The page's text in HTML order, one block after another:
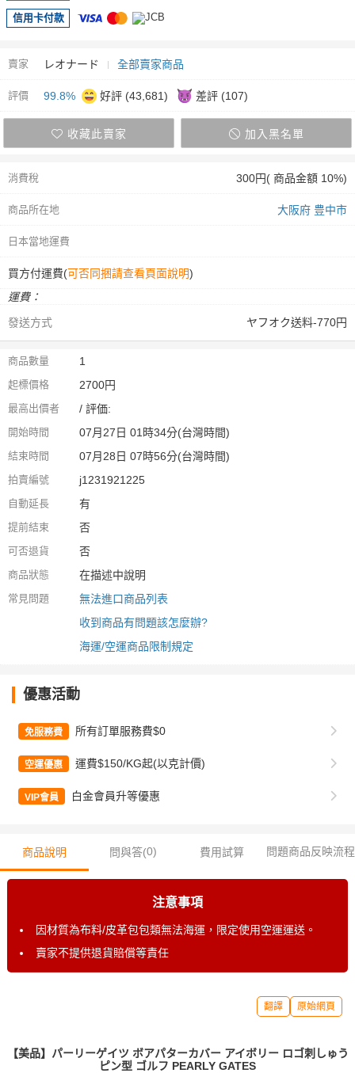
信用卡付款
賣家 レオナード 全部賣家商品
評價 99.8% 好評 (43,681) 差評 (107)
收藏此賣家 加入黑名單
消費稅 300円( 商品金額 10%)
商品所在地 大阪府 豊中市
日本當地運費
買方付運費(可否同捆請查看頁面說明)
運費：
發送方式
ヤフオク送料-770円
商品數量 1
起標價格 2700円
最高出價者 / 評価:
開始時間 07月27日 01時34分(台灣時間)
結束時間 07月28日 07時56分(台灣時間)
拍賣編號 j1231921225
自動延長 有
提前結束 否
可否退貨 否
商品狀態 在描述中說明
常見問題
無法進口商品列表
收到商品有問題該怎麼辦?
海運/空運商品限制規定
優惠活動
免服務費 所有訂單服務費$0
空運優惠 運費$150/KG起(以克計價)
VIP會員 白金會員升等優惠
商品說明 問與答(0) 費用試算 問題商品反映流程
注意事項
因材質為布料/皮革包包類無法海運，限定使用空運運送。
賣家不提供退貨賠償等責任
翻譯 原始網頁
【美品】パーリーゲイツ ボアパターカバー アイボリー ロゴ刺しゅう
ピン型 ゴルフ PEARLY GATES